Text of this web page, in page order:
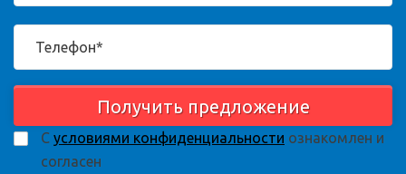
Получить предложение
С условиями конфиденциальности ознакомлен и
согласен